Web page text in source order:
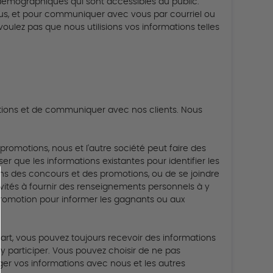
qui sont accessibles au public.
et pour communiquer avec vous par courriel ou
pas que nous utilisions vos informations telles
et de communiquer avec nos clients. Nous
nous et l'autre société peut faire des
que les informations existantes pour identifier les
des concours et des promotions, ou de se joindre
à fournir des renseignements personnels à y
pour informer les gagnants ou aux
vous pouvez toujours recevoir des informations
participer. Vous pouvez choisir de ne pas
vos informations avec nous et les autres